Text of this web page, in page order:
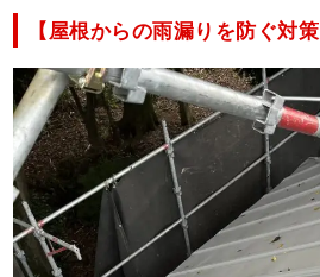
【屋根からの雨漏りを防ぐ対策